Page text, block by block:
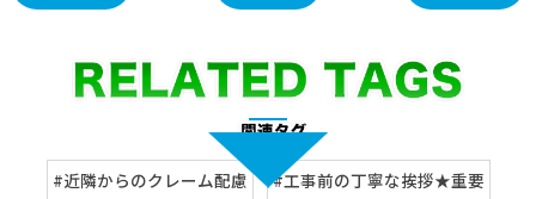
#近隣からのクレーム配慮
#工事前の丁寧な挨拶★重要